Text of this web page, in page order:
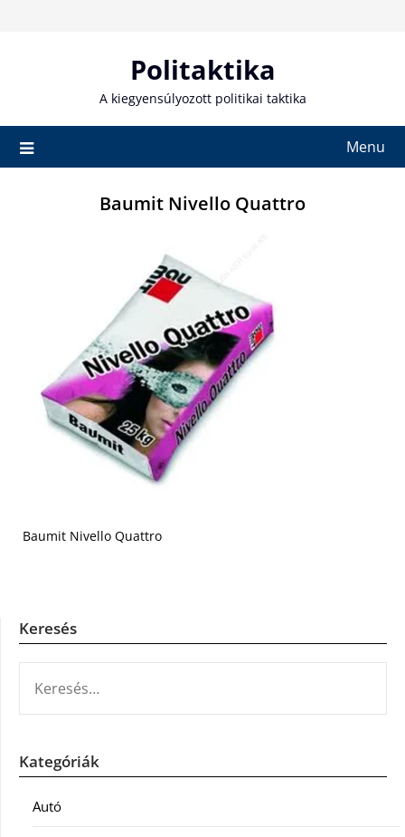
Politaktika
A kiegyensúlyozott politikai taktika
Menu
Baumit Nivello Quattro
Baumit Nivello Quattro
Keresés
Kategóriák
Autó